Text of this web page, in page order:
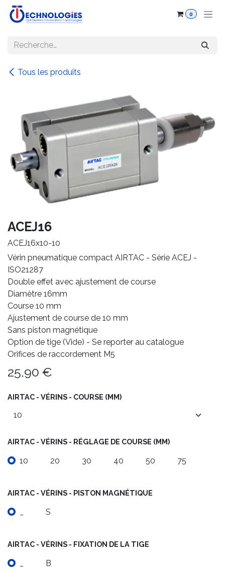
Se rendre au contenu
0
Tous les produits
ACEJ16
ACEJ16x10-10
Vérin pneumatique compact AIRTAC - Série ACEJ -
ISO21287
Double effet avec ajustement de course
Diamètre 16mm
Course 10 mm
Ajustement de course de 10 mm
Sans piston magnétique
Option de tige (Vide) - Se reporter au catalogue
Orifices de raccordement M5
25,90 €
AIRTAC - VÉRINS - COURSE (MM)
AIRTAC - VÉRINS - RÉGLAGE DE COURSE (MM)
10 20 30 40 50 75
AIRTAC - VÉRINS - PISTON MAGNÉTIQUE
S
AIRTAC - VÉRINS - FIXATION DE LA TIGE
B